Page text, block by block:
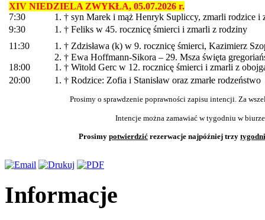
XIV NIEDZIELA ZWYKŁA, 05.07.2026 r.
7:30
1. † syn Marek i mąż Henryk Supliccy, zmarli rodzice i
9:30
1. † Feliks w 45. rocznicę śmierci i zmarli z rodziny
11:30
1. † Zdzisława (k) w 9. rocznicę śmierci, Kazimierz
2. † Ewa Hoffmann-Sikora – 29. Msza święta
18:00
1. † Witold Gerc w 12. rocznicę śmierci i zmarli z
20:00
1. † Rodzice: Zofia i Stanisław oraz zmarłe rodzeństwo
Prosimy o sprawdzenie poprawności zapisu intencji. Za
Intencje można zamawiać w tygodniu w
Prosimy potwierdzić rezerwacje najpóźniej trzy
Informacje